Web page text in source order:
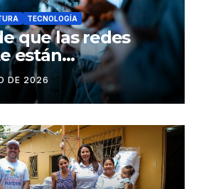
TECNOLOGÍA
que las redes
están
DE 2026